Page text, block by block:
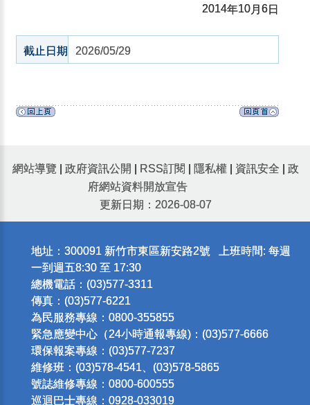
2014年10月6日
截止日期 2026/05/29
網站導覽 政府資訊公開 RSS訂閱 隱私權 資訊安全
政
府網站資料開放宣告
更新日期：2026-08-07
地址：300091 新竹市東區新安路2號 上班時間: 每週
一到週五8:30 至 17:30
總機電話：(03)577-3311
傳真：(03)577-6221
為民服務專線：0800-355855
緊急應變中心（24小時通報專線)：(03)577-6666
環保報案專線：(03)577-7237
維修班：(03)578-4541、(03)578-5865
號誌維修專線：0800-600555
巡迴巴士專線：0928-033019